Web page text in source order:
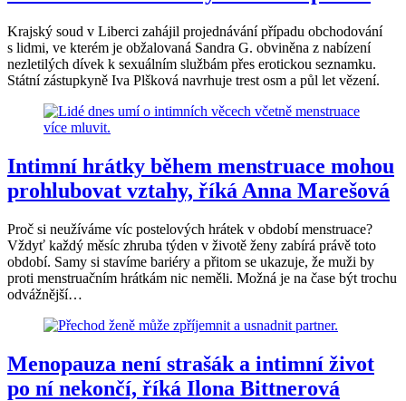
Krajský soud v Liberci zahájil projednávání případu obchodování
s lidmi, ve kterém je obžalovaná Sandra G. obviněna z nabízení
nezletilých dívek k sexuálním službám přes erotickou seznamku.
Státní zástupkyně Iva Plšková navrhuje trest osm a půl let vězení.
Intimní hrátky během menstruace mohou
prohlubovat vztahy, říká Anna Marešová
Proč si neužíváme víc postelových hrátek v období menstruace?
Vždyť každý měsíc zhruba týden v životě ženy zabírá právě toto
období. Samy si stavíme bariéry a přitom se ukazuje, že muži by
proti menstruačním hrátkám nic neměli. Možná je na čase být trochu
odvážnější…
Menopauza není strašák a intimní život
po ní nekončí, říká Ilona Bittnerová